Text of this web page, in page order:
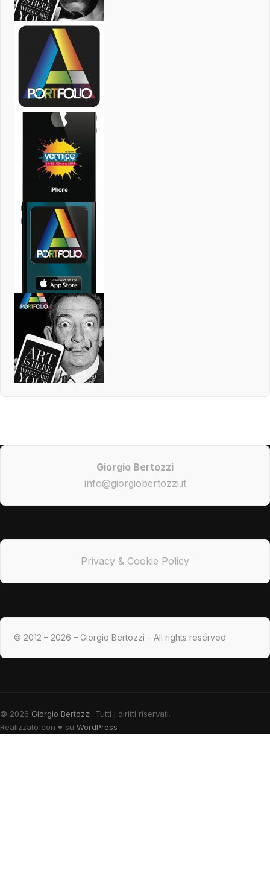
Giorgio Bertozzi
info@giorgiobertozzi.it
Privacy & Cookie Policy
© 2012 – 2026 – Giorgio Bertozzi – All rights reserved
© 2026 Giorgio Bertozzi. Tutti i diritti riservati.
Realizzato con ♥ su WordPress